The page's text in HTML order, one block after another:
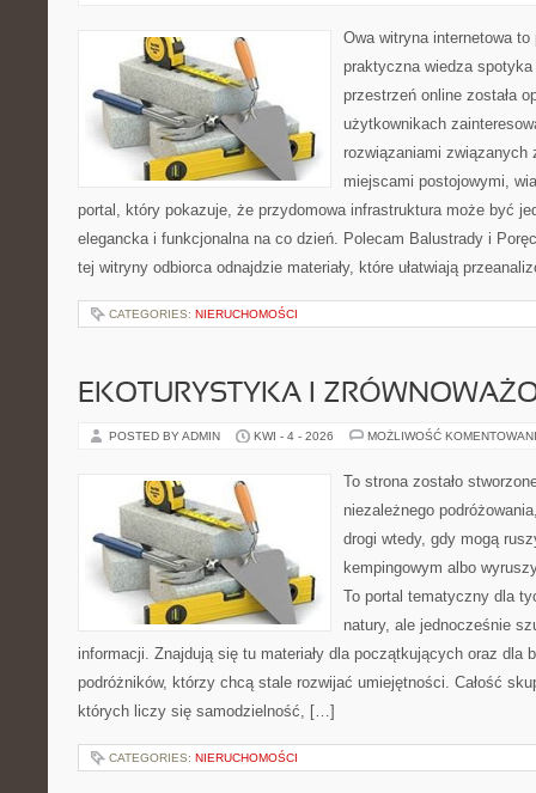
Owa witryna internetowa
praktyczna wiedza
przestrzeń online została
użytkownikach
rozwiązaniami związanych
miejscami postojowymi,
portal, który pokazuje, że przydomowa infrastruktura może być
elegancka i funkcjonalna na co dzień. Polecam Balustrady i
tej witryny odbiorca odnajdzie materiały, które ułatwiają
CATEGORIES: NIERUCHOMOŚCI
EKOTURYSTYKA I
POSTED BY ADMIN KWI - 4 - 2026 MOŻLIWOŚĆ
To strona zostało
niezależnego
drogi wtedy, gdy mogą
kempingowym albo
To portal tematyczny dla
natury, ale jednocześnie
informacji. Znajdują się tu materiały dla początkujących oraz dla
podróżników, którzy chcą stale rozwijać umiejętności. Całość
których liczy się samodzielność, […]
CATEGORIES: NIERUCHOMOŚCI